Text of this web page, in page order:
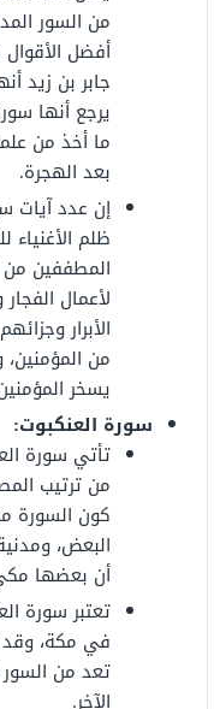
من السور
أفضل
جابر بن زيد
يرجع أنها
ما أخذ من
بعد الهجرة.
ظلم الأغنياء
المطففين من
لأعمال
الأبرار
من
يسخر
سورة العنكبوت:
تأتي سورة
من ترتيب
كون السورة
البعض،
أن بعضها
تعتبر سورة
في مكة، وقد
تعد من
الآخر.